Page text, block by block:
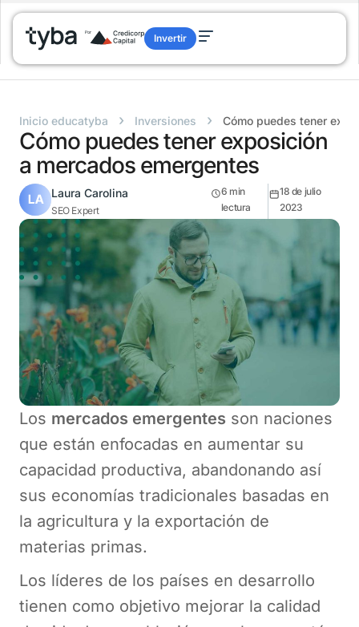
Invertir
Inicio educatyba › Inversiones › Cómo puedes tener
Cómo puedes tener exposición
a mercados emergentes
Laura Carolina
SEO Expert
6 min
lectura
18 de julio
2023
Los mercados emergentes son naciones
que están enfocadas en aumentar su
capacidad productiva, abandonando así
sus economías tradicionales basadas en
la agricultura y la exportación de
materias primas.
Los líderes de los países en desarrollo
tienen como objetivo mejorar la calidad